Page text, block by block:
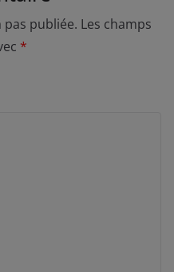
pas publiée. Les champs
*